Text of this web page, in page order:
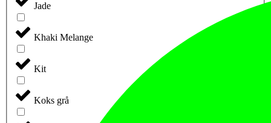
Jade
Khaki Melange
Kit
Koks grå